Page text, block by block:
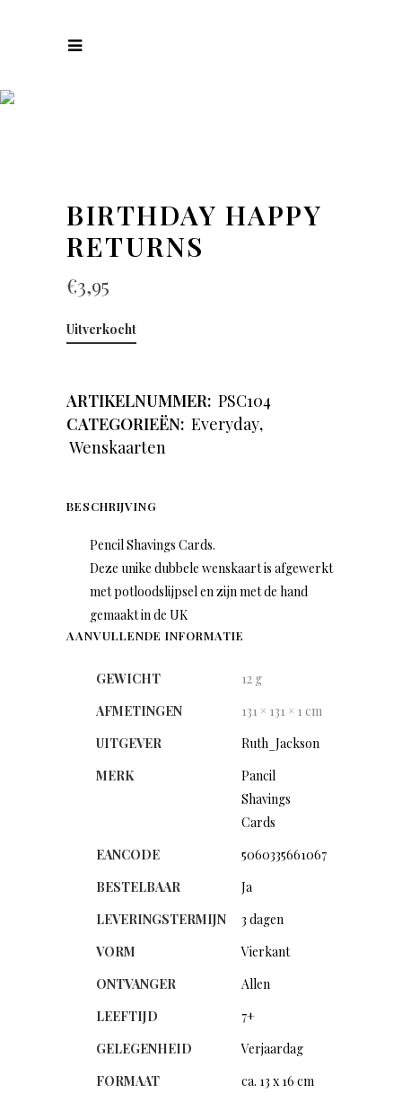
BIRTHDAY HAPPY
RETURNS
€3,95
Uitverkocht
ARTIKELNUMMER: PSC104
CATEGORIEËN: Everyday,
Wenskaarten
BESCHRIJVING
Pencil Shavings Cards.
Deze unike dubbele wenskaart is afgewerkt
met potloodslijpsel en zijn met de hand
gemaakt in de UK
AANVULLENDE INFORMATIE
GEWICHT
12 g
AFMETINGEN
131 × 131 × 1 cm
UITGEVER
Ruth_Jackson
MERK
Pancil
Shavings
Cards
EANCODE
5060335661067
BESTELBAAR
Ja
LEVERINGSTERMIJN
3 dagen
VORM
Vierkant
ONTVANGER
Allen
LEEFTIJD
7+
GELEGENHEID
Verjaardag
FORMAAT
ca. 13 x 16 cm